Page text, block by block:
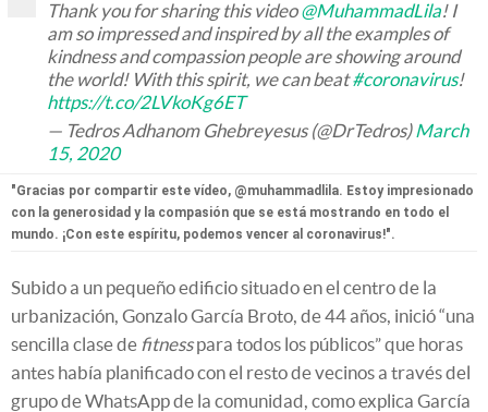
Thank you for sharing this video@MuhammadLila! I
am so impressed and inspired by all the examples of
kindness and compassion people are showing around
the world! With this spirit, we can beat#coronavirus!
https://t.co/2LVkoKg6ET
— Tedros Adhanom Ghebreyesus (@DrTedros)March
15, 2020
"Gracias por compartir este vídeo, @muhammadlila. Estoy impresionado
con la generosidad y la compasión que se está mostrando en todo el
mundo. ¡Con este espíritu, podemos vencer al coronavirus!".
Subido a un pequeño edificio situado en el centro de la
urbanización, Gonzalo García Broto, de 44 años, inició “una
sencilla clase de fitnesspara todos los públicos” que horas
antes había planificado con el resto de vecinos a través del
grupo de WhatsApp de la comunidad, como explica García